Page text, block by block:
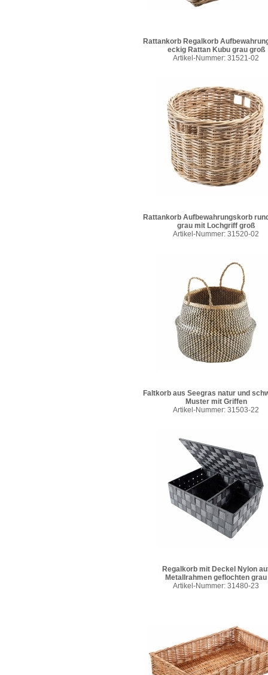
Rattankorb Regalkorb
eckig Rattan Kubu grau groß
Artikel-Nummer: 31521-02
Rattankorb Aufbewahrungskorb
grau mit Lochgriff groß
Artikel-Nummer: 31520-02
Faltkorb aus Seegras natur und
Muster mit Griffen
Artikel-Nummer: 31503-22
Regalkorb mit Deckel Nylon
Metallrahmen geflochten grau
Artikel-Nummer: 31480-23